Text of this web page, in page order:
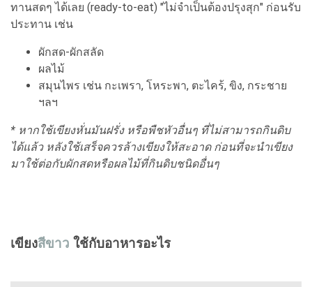
ทานสดๆ ได้เลย (ready-to-eat) "ไม่จำเป็นต้องปรุงสุก" ก่อนรับ
ประทาน เช่น
ผักสด-ผักสลัด
ผลไม้
สมุนไพร เช่น กะเพรา, โหระพา, ตะไคร้, ขิง, กระชาย
ฯลฯ
* หากใช้เขียงหั่นมันฝรั่ง หรือพืชหัวอื่นๆ ที่ไม่สามารถกินดิบ
ได้แล้ว หลังใช้เสร็จควรล้างเขียงให้สะอาด ก่อนที่จะนำเขียง
มาใช้ต่อกับผักสดหรือผลไม้ที่กินดิบชนิดอื่นๆ
เขียงสีขาว ใช้กับอาหารอะไร